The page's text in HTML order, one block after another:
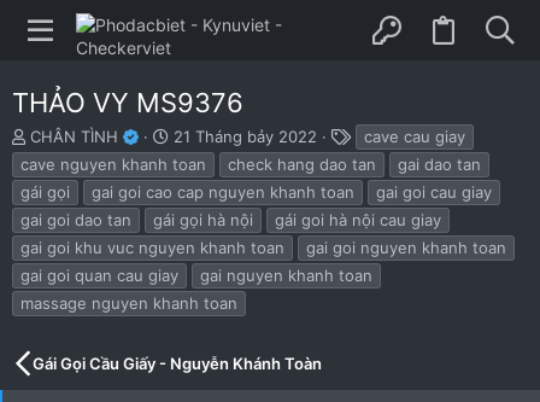
THẢO VY MS9376
B
ắ
t
đ
ầ
u
CHÂN TÌNH
N
g
à
y
b
ắ
t
đ
ầ
21 Tháng bảy 2022
h
ẻ
cave cau giay
cave nguyen khanh toan
check hang dao tan
gai dao tan
gái gọi
gai goi cao cap nguyen khanh toan
gai goi cau giay
gai goi dao tan
gái gọi hà nội
gái goi hà nội cau giay
gai goi khu vuc nguyen khanh toan
gai goi nguyen khanh toan
gai goi quan cau giay
gai nguyen khanh toan
massage nguyen khanh toan
Gái Gọi Cầu Giấy - Nguyễn Khánh Toàn